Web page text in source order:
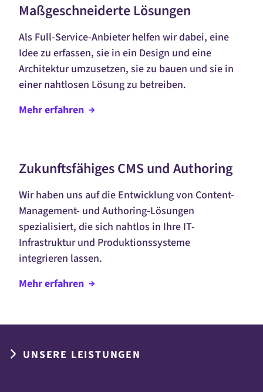
Maßgeschneiderte Lösungen
Als Full-Service-Anbieter helfen wir dabei, eine
Idee zu erfassen, sie in ein Design und eine
Architektur umzusetzen, sie zu bauen und sie in
einer nahtlosen Lösung zu betreiben.
Mehrerfahren
Zukunftsfähiges CMS und Authoring
Wir haben uns auf die Entwicklung von Content-
Management- und Authoring-Lösungen
spezialisiert, die sich nahtlos in Ihre IT-
Infrastruktur und Produktionssysteme
integrieren lassen.
Mehrerfahren
UNSERE LEISTUNGEN